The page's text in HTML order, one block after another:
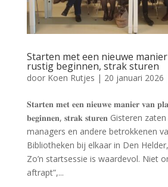
Starten met een nieuwe
rustig beginnen, strak sturen
door Koen Rutjes | 20 januari 2026
𝐒𝐭𝐚𝐫𝐭𝐞𝐧 𝐦𝐞𝐭 𝐞𝐞𝐧 𝐧𝐢𝐞𝐮𝐰𝐞 𝐦𝐚𝐧𝐢𝐞𝐫 𝐯𝐚𝐧
𝐛𝐞𝐠𝐢𝐧𝐧𝐞𝐧, 𝐬𝐭𝐫𝐚𝐤 𝐬𝐭𝐮𝐫𝐞𝐧 Gisteren
managers en andere betrokkenen
Bibliotheken bij elkaar in Den
Zo’n startsessie is waardevol. Niet
aftrapt”,...